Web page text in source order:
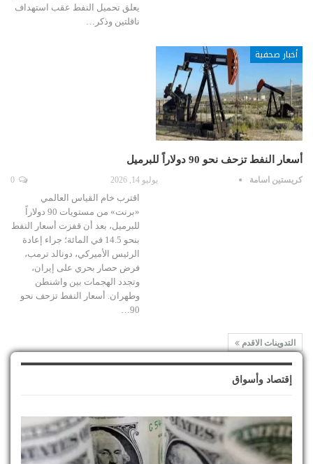
يعلق تحميل النفط عقب استهداف
ناقلتين وذكر…
أخبار صحفية
أسعار النفط تزحف نحو 90 دولاراً للبرميل
كريستين اسامة يوليو 14, 2026
اقترب خام القياس العالمي
«برنت» من مستويات 90 دولاراً
للبرميل، بعد أن قفزت أسعار النفط
بنحو 14.5 في المائة؛ جراء إعادة
الرئيس الأميركي، دونالد ترمب،
فرض حصار بحري على إيران،
وتجدد الهجمات بين واشنطن
وطهران. أسعار النفط تزحف نحو
90…
التدوينات الاقدم
إقتصاد وأسواق